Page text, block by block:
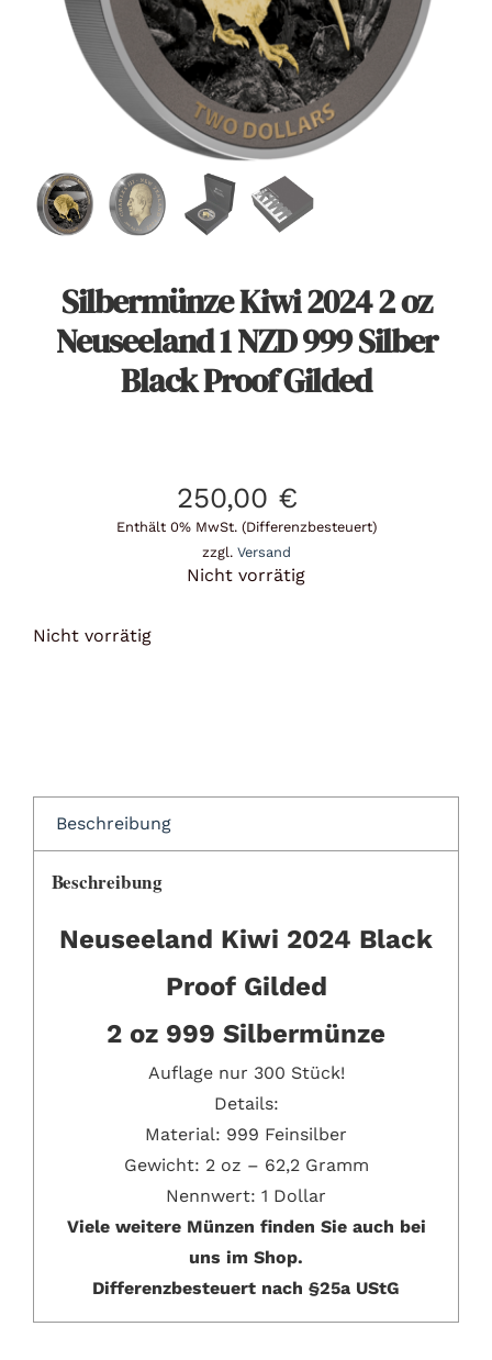
Kontakt
Mein Konto
Silbermünze Kiwi 2024 2 oz
Neuseeland 1 NZD 999 Silber
Black Proof Gilded
250,00 €
Enthält 0% MwSt. (Differenzbesteuert)
zzgl. Versand
Nicht vorrätig
Nicht vorrätig
Beschreibung
Beschreibung
Neuseeland Kiwi 2024 Black
Proof Gilded
2 oz 999 Silbermünze
Auflage nur 300 Stück!
Details:
Material: 999 Feinsilber
Gewicht: 2 oz – 62,2 Gramm
Nennwert: 1 Dollar
Viele weitere Münzen finden Sie auch bei
uns im Shop.
Differenzbesteuert nach §25a UStG